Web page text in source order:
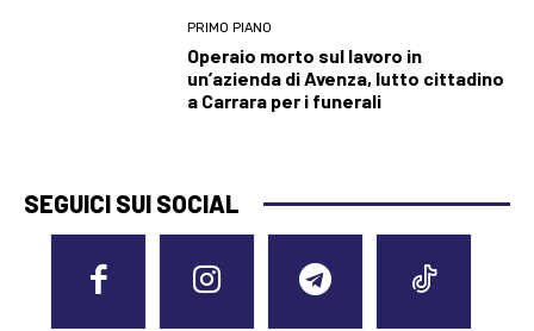
PRIMO PIANO
Operaio morto sul lavoro in
un’azienda di Avenza, lutto cittadino
a Carrara per i funerali
SEGUICI SUI SOCIAL